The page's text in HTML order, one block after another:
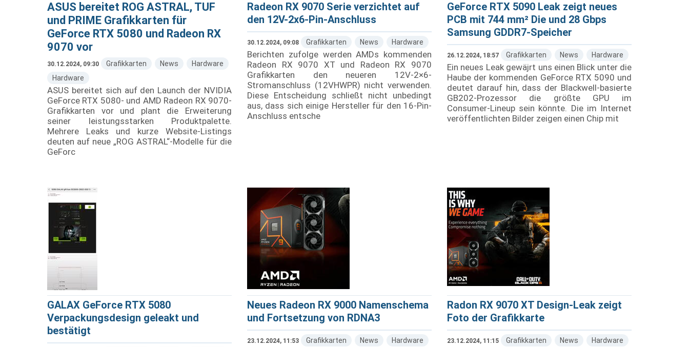
ASUS bereitet ROG ASTRAL, TUF
und PRIME Grafikkarten für
GeForce RTX 5080 und Radeon RX
9070 vor
30.12.2024, 09:30 Grafikkarten News
Hardware
Hardware
ASUS bereitet sich auf den Launch der NVIDIA
GeForce RTX 5080- und AMD Radeon RX 9070-
Grafikkarten vor und plant die Erweiterung
seiner leistungsstarken Produktpalette.
Mehrere Leaks und kurze Website-Listings
deuten auf neue „ROG ASTRAL“-Modelle für die
GeForc
Radeon RX 9070 Serie verzichtet auf
den 12V-2x6-Pin-Anschluss
30.12.2024, 09:08 Grafikkarten News Hardware
Berichten zufolge werden AMDs kommenden
Radeon RX 9070 XT und Radeon RX 9070
Grafikkarten den neueren 12V-2×6-
Stromanschluss (12VHWPR) nicht verwenden.
Diese Entscheidung schließt nicht unbedingt
aus, dass sich einige Hersteller für den 16-Pin-
Anschluss entsche
GeForce RTX 5090 Leak zeigt neues
PCB mit 744 mm² Die und 28 Gbps
Samsung GDDR7-Speicher
26.12.2024, 18:57 Grafikkarten News Hardware
Ein neues Leak gewäjrt uns einen Blick unter die
Haube der kommenden GeForce RTX 5090 und
deutet darauf hin, dass der Blackwell-basierte
GB202-Prozessor die größte GPU im
Consumer-Lineup sein könnte. Die im Internet
veröffentlichten Bilder zeigen einen Chip mit
GALAX GeForce RTX 5080
Verpackungsdesign geleakt und
bestätigt
Neues Radeon RX 9000 Namenschema
und Fortsetzung von RDNA3
23.12.2024, 11:53 Grafikkarten News Hardware
Radon RX 9070 XT Design-Leak zeigt
Foto der Grafikkarte
23.12.2024, 11:15 Grafikkarten News Hardware